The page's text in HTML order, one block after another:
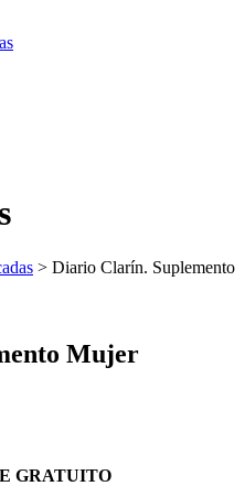
> Diario Clarín. Suplemento
Mujer
GRATUITO